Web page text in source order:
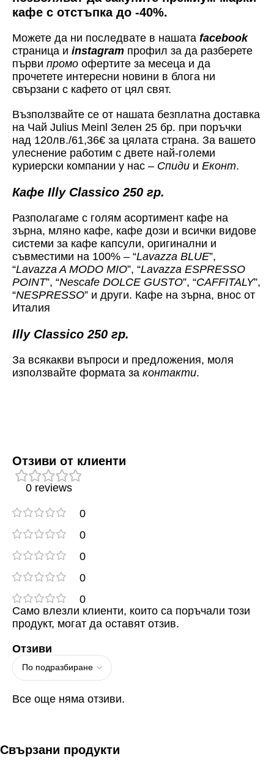
кафе с отстъпка до -40%.
Можете да ни последвате в нашата facebook
страница и instagram профил за да разберете
първи промо офертите за месеца и да
прочетете интересни новини в блога ни
свързани с кафето от цял свят.
Възползвайте се от нашата безплатна доставка
на Чай Julius Meinl Зелен 25 бр. при поръчки
над 120лв./61,36€ за цялата страна. За вашето
улеснение работим с двете най-големи
куриерски компании у нас – Спиди и Еконт.
Кафе Illy Classico 250 гр.
Разполагаме с голям асортимент кафе на
зърна, мляно кафе, кафе дози и всички видове
системи за кафе капсули, оригинални и
съвместими на 100% – “Lavazza BLUE”,
“Lavazza A MODO MIO”, “Lavazza ESPRESSO
POINT”, “Nescafe DOLCE GUSTO”, “CAFFITALY”,
“NESPRESSO” и други. Кафе на зърна, внос от
Италия
Illy Classico 250 гр.
За всякакви въпроси и предложения, моля
използвайте формата за контакти.
Отзиви от клиенти
0 reviews
0
0
0
0
0
Отзиви
Все още няма отзиви.
Само влезли клиенти, които са поръчали този
продукт, могат да оставят отзив.
Свързани продукти